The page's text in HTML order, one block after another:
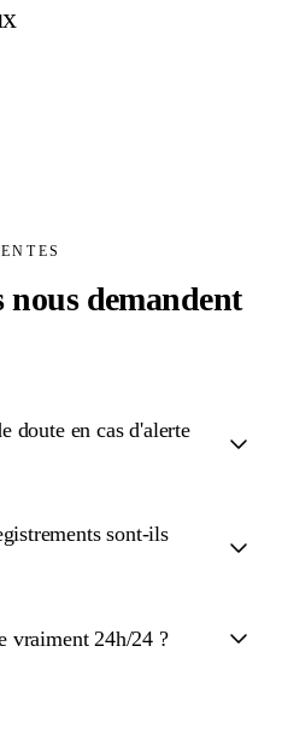
nous demandent
doute en cas d'alerte
sont-ils
vraiment 24h/24 ?